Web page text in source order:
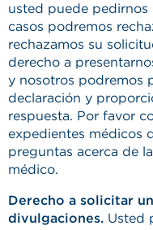
usted puede pedirnos
casos podremos
rechazamos su
derecho a
y nosotros podremos
declaración y
respuesta. Por favor
expedientes médicos
preguntas acerca de
médico.
Derecho a solicitar
divulgaciones. Usted